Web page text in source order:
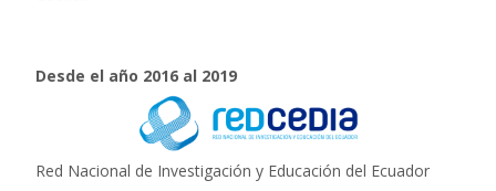
Desde el año 2016 al 2019
Red Nacional de Investigación y Educación del Ecuador